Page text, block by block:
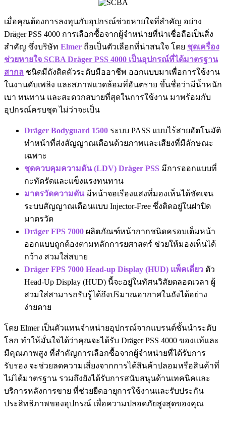
เมื่อคุณต้องการลงทุนกับอุปกรณ์ช่วยหายใจที่สำคัญ อย่าง
Dräger PSS 4000 การเลือกซื้อจากผู้จำหน่ายที่น่าเชื่อถือเป็นสิ่ง
สำคัญ ซึ่งบริษัท Elmer ถือเป็นตัวเลือกที่น่าสนใจ โดย ชุดเครื่อง
ช่วยหายใจ SCBA Dräger PSS 4000 เป็นอุปกรณ์ที่ได้มาตรฐาน
สากล ชนิดมีถังติดตัวระดับมืออาชีพ ออกแบบมาเพื่อการใช้งาน
ในงานดับเพลิง และสภาพแวดล้อมที่อันตราย ขึ้นชื่อว่ามีน้ำหนัก
เบา ทนทาน และสะดวกสบายที่สุดในการใช้งาน มาพร้อมกับ
อุปกรณ์ครบชุด ไม่ว่าจะเป็น
Dräger Bodyguard 1500 ระบบ PASS แบบไร้สายอัตโนมัติ
ทำหน้าที่ส่งสัญญาณเตือนด้วยภาพและเสียงที่มีลักษณะ
เฉพาะ
ชุดควบคุมความดัน (LDV) Dräger PSS มีการออกแบบที่
กะทัดรัดและแข็งแรงทนทาน
มาตรวัดความดันมีหน้าจอเรืองแสงที่มองเห็นได้ชัดเจน
ระบบสัญญาณเตือนแบบ Injector-Free ซึ่งติดอยู่ในฝาปิด
มาตรวัด
Dräger FPS 7000 ผลิตภัณฑ์หน้ากากชนิดครอบเต็มหน้า
ออกแบบถูกต้องตามหลักการยศาสตร์ ช่วยให้มองเห็นได้
กว้าง สวมใส่สบาย
Dräger FPS 7000 Head-up Display (HUD) แพ็คเดี่ยว ตัว
Head-Up Display (HUD) นี้จะอยู่ในทัศนวิสัยตลอดเวลา ผู้
สวมใส่สามารถรับรู้ได้ถึงปริมาณอากาศในถังได้อย่าง
ง่ายดาย
โดย Elmer เป็นตัวแทนจำหน่ายอุปกรณ์จากแบรนด์ชั้นนำระดับ
โลก ทำให้มั่นใจได้ว่าคุณจะได้รับ Dräger PSS 4000 ของแท้และ
มีคุณภาพสูง ที่สำคัญการเลือกซื้อจากผู้จำหน่ายที่ได้รับการ
รับรอง จะช่วยลดความเสี่ยงจากการได้สินค้าปลอมหรือสินค้าที่
ไม่ได้มาตรฐาน รวมถึงยังได้รับการสนับสนุนด้านเทคนิคและ
บริการหลังการขาย ที่ช่วยยืดอายุการใช้งานและรับประกัน
ประสิทธิภาพของอุปกรณ์ เพื่อความปลอดภัยสูงสุดของคุณ